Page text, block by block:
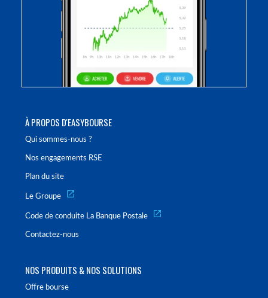
À PROPOS D'EASYBOURSE
Qui sommes-nous ?
Nos engagements RSE
Plan du site
Le Groupe
Code de conduite La Banque Postale
Contactez-nous
NOS PRODUITS & NOS SOLUTIONS
Offre bourse